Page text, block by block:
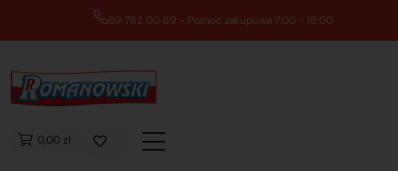
89 762 00 69 - Pomoc zakupowa 7:00 - 16:00
0,00 zł